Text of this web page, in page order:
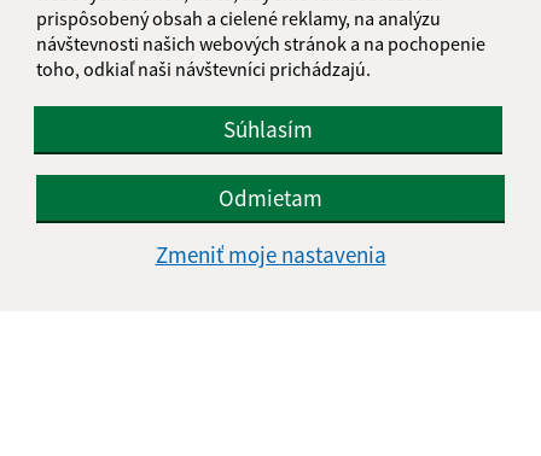
prispôsobený obsah a cielené reklamy, na analýzu
návštevnosti našich webových stránok a na pochopenie
toho, odkiaľ naši návštevníci prichádzajú.
Súhlasím
Odmietam
Zmeniť moje nastavenia
IČO: 00332534